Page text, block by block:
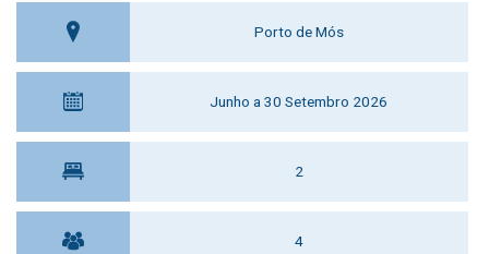
Porto de Mós
Junho a 30 Setembro 2026
2
4